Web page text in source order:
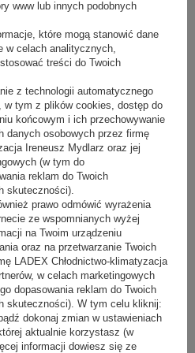
sklep spożywczy możemy
regał chłodniczy. Lada chłodnicza
gdzie towar podawany jest przez
gdy w asortymencie
wyroby garmażeryjne, sałatki i inne
Z kolei regał chłodniczy zalecany jest
punktów handlowych. Pozwala na
a więc doskonale sprawdzi się w
w formie kostek czy też produktów
pudełka.
wyborze lady
się w przypadku, gdy w
ciasta i desery. Urządzenia te
stosowanysystem regulacji kąta
na uzyskanie najbardziejefektownej
wyposażone zostały także w
ten sposób produkty cukiernicze na
wysychają. Wśród dostępnych modeli
tonacji z elementami drewna oraz
na rynku w zakresie szaf
www lub innych podobnych
które mogą stanowić dane
w celach analitycznych,
treści do Twoich
z technologii automatycznego
w tym z plików cookies, dostęp do
końcowym i ich przechowywanie
danych osobowych przez firmę
Ireneusz Mydlarz oraz jej
(w tym do
reklam do Twoich
skuteczności).
prawo odmówić wyrażenia
ze wspomnianych wyżej
na Twoim urządzeniu
oraz na przetwarzanie Twoich
LADEX Chłodnictwo-klimatyzacja
w celach marketingowych
dopasowania reklam do Twoich
skuteczności). W tym celu kliknij:
dokonaj zmian w ustawieniach
aktualnie korzystasz (w
informacji dowiesz się ze